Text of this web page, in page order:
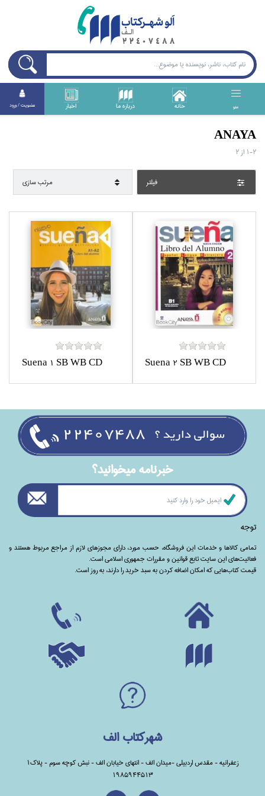
منو خانه درباره ما اخبار عضويت / ورود
ANAYA
1-2 از2
فيلتر مرتب سازي
Suena 2 SB WB CD
Suena 1 SB WB CD
خبرنامه ميخوانيد؟
توجه
تمامی‌ کالاها و خدمات این فروشگاه، حسب مورد،‌ دارای مجوزهای لازم از مراجع مربوط هستند ‌و‌‌
فعالیت‌های این سایت تابع قوانین و مقررات جمهوری اسلامی است.
قیمت کتاب‌هایی که امکان اضافه کردن به سبد خرید را دارند،‌ به روز است.
شهرکتاب الف
زعفرانیه - مقدس اردبیلی -میدان الف - انتهای خیابان الف - نبش کوچه سوم - پلاک1
1985944513